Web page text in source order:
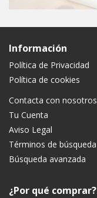
Información
Política de Privacidad
Política de cookies
Contacta con nosotros
Tu Cuenta
Aviso Legal
Términos de búsqueda
Búsqueda avanzada
¿Por qué comprar?